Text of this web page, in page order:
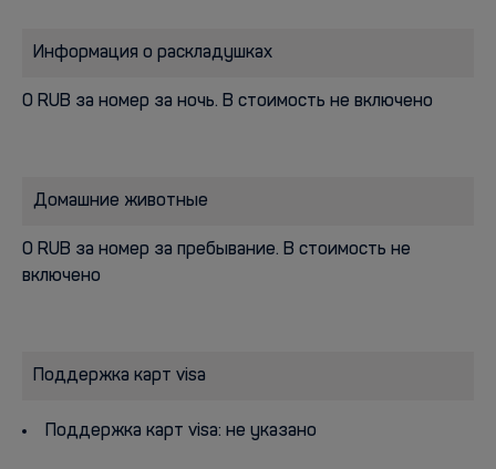
Информация о раскладушках
0 RUB за номер за ночь. В стоимость не включено
Домашние животные
0 RUB за номер за пребывание. В стоимость не
включено
Поддержка карт visa
Поддержка карт visa: не указано